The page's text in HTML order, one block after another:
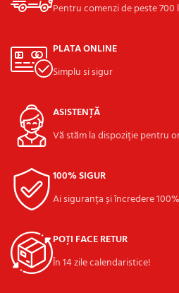
Pentru comenzi de peste 700
PLATA ONLINE
Simplu si sigur
ASISTENȚĂ
Vă stăm la dispoziție pentru
100% SIGUR
Ai siguranța și încredere
POȚI FACE RETUR
În 14 zile calendaristice!